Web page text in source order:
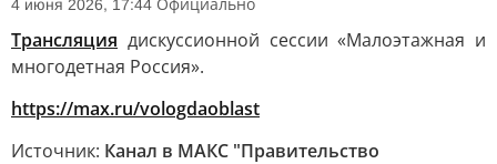
4 июня 2026, 17:44
Трансляция дискуссионной сессии «Малоэтажная и
многодетная Россия».
https://max.ru/vologdaoblast
Источник: Канал в МАКС "Правительство